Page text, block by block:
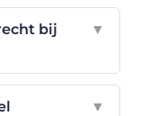
bij
▼
▼